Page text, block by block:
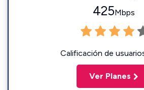
425Mbps
Calificación de
Ver Planes